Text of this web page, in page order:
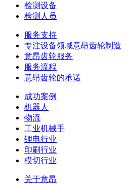
检测设备
检测人员
服务支持
专注设备领域意昂齿轮制造
意昂齿轮服务
服务流程
意昂齿轮的承诺
成功案例
机器人
物流
工业机械手
锂电行业
印刷行业
模切行业
关于意昂